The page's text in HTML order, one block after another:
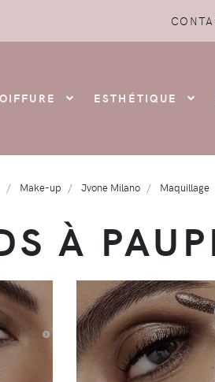
ESTHÉTIQUE
Make-up Jvone Milano Maquillage
À